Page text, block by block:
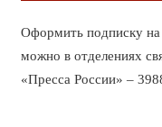
Оформить подписку
можно в отделениях
«Пресса России» –